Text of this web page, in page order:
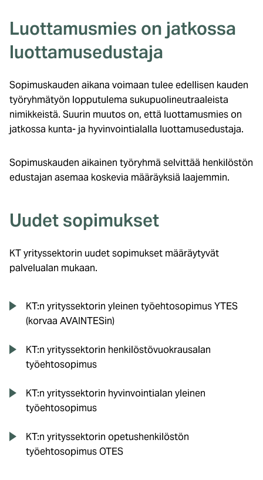
Luottamusmies on jatkossa
luottamusedustaja
Sopimuskauden aikana voimaan tulee edellisen kauden
työryhmätyön lopputulema sukupuolineutraaleista
nimikkeistä. Suurin muutos on, että luottamusmies on
jatkossa kunta- ja hyvinvointialalla luottamusedustaja.
Sopimuskauden aikainen työryhmä selvittää henkilöstön
edustajan asemaa koskevia määräyksiä laajemmin.
Uudet sopimukset
KT yrityssektorin uudet sopimukset määräytyvät
palvelualan mukaan.
KT:n yrityssektorin yleinen työehtosopimus YTES
(korvaa AVAINTESin)
KT:n yrityssektorin henkilöstövuokrausalan
työehtosopimus
KT:n yrityssektorin hyvinvointialan yleinen
työehtosopimus
KT:n yrityssektorin opetushenkilöstön
työehtosopimus OTES